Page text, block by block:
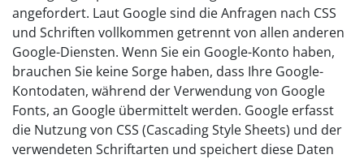
angefordert. Laut Google sind die Anfragen nach CSS
und Schriften vollkommen getrennt von allen anderen
Google-Diensten. Wenn Sie ein Google-Konto haben,
brauchen Sie keine Sorge haben, dass Ihre Google-
Kontodaten, während der Verwendung von Google
Fonts, an Google übermittelt werden. Google erfasst
die Nutzung von CSS (Cascading Style Sheets) und der
verwendeten Schriftarten und speichert diese Daten